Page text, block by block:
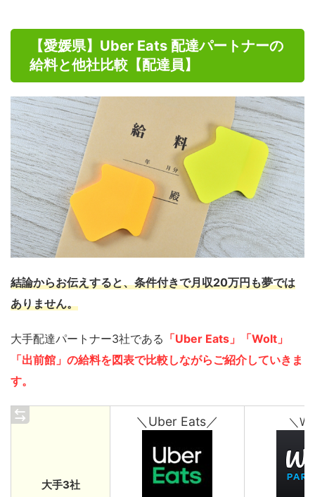
【愛媛県】Uber Eats 配達パートナーの
給料と他社比較【配達員】
結論からお伝えすると、条件付きで月収20万円も夢では
ありません。
大手配達パートナー3社である 「Uber Eats」「Wolt」
「出前館」の給料を図表で比較しながらご紹介していきま
す。
大手3社
＼Uber Eats／ ＼